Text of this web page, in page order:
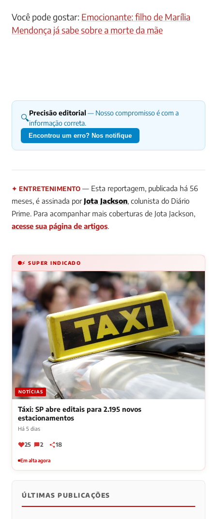
Você pode gostar: Emocionante: filho de Marília
Mendonça já sabe sobre a morte da mãe
🔍Precisão editorial — Nosso compromisso é com a
informação correta.
Encontrou um erro? Nos notifique
✦ ENTRETENIMENTO — Esta reportagem, publicada há 56
meses, é assinada porJota Jackson, colunista do Diário
Prime. Para acompanhar mais coberturas de Jota Jackson,
acesse sua página de artigos.
⚡ SUPER INDICADO
NOTÍCIAS
Táxi: SP abre editais para 2.195 novos
estacionamentos
Há 5 dias
25 2 18
Em alta agora
ÚLTIMAS PUBLICAÇÕES